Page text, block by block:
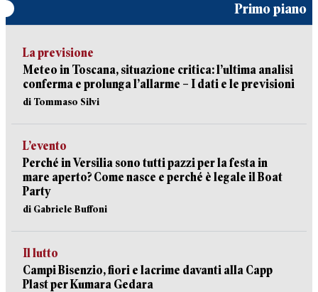
Primo piano
La previsione
Meteo in Toscana, situazione critica: l’ultima analisi
conferma e prolunga l’allarme – I dati e le previsioni
di Tommaso Silvi
L’evento
Perché in Versilia sono tutti pazzi per la festa in
mare aperto? Come nasce e perché è legale il Boat
Party
di Gabriele Buffoni
Il lutto
Campi Bisenzio, fiori e lacrime davanti alla Capp
Plast per Kumara Gedara